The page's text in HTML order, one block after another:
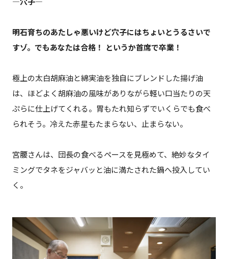
明石育ちのあたしゃ悪いけど穴子にはちょいとうるさいで
すゾ。でもあなたは合格！ というか首席で卒業！
極上の太白胡麻油と綿実油を独自にブレンドした揚げ油
は、ほどよく胡麻油の風味がありながら軽い口当たりの天
ぷらに仕上げてくれる。胃もたれ知らずでいくらでも食べ
られそう。冷えた赤星もたまらない、止まらない。
宮腰さんは、団長の食べるペースを見極めて、絶妙なタイ
ミングでタネをジャバッと油に満たされた鍋へ投入してい
く。